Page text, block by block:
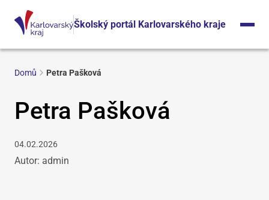
Školský portál Karlovarského kraje
Domů Petra Pašková
Petra Pašková
04.02.2026
Autor: admin